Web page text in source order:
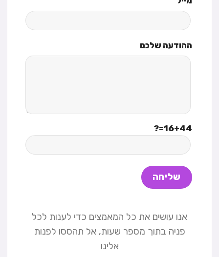
ההודעה שלכם
16+44=?
אנו עושים את כל המאמצים כדי לענות לכל
פניה בתוך מספר שעות, אל תהססו לפנות
אלינו